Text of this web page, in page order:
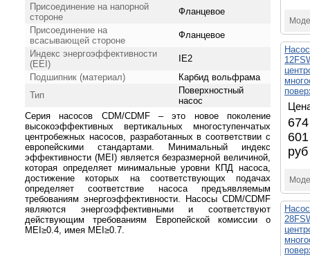
Присоединение на напорной
стороне
Фланцевое
Присоединение на
всасывающей стороне
Фланцевое
Индекс энергоэффективности
(EEI)
IE2
Подшипник (материал)
Карбид вольфрама
Тип
Поверхностный
насос
Серия насосов CDM/CDMF – это новое поколение
высокоэффективных вертикальных многоступенчатых
центробежных насосов, разработанных в соответствии с
европейскими стандартами. Минимальный индекс
эффективности (MEI) является безразмерной величиной,
которая определяет минимальные уровни КПД насоса,
достижение которых на соответствующих подачах
определяет соответствие насоса предъявляемым
требованиям энергоэффективности. Насосы CDM/CDMF
являются энергоэффективными и соответствуют
действующим требованиям Европейской комиссии о
MEI≥0.4, имея MEI≥0.7.
674
601
руб